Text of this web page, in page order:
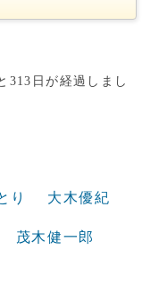
313日が経過しまし
り 大木優紀
茂木健一郎